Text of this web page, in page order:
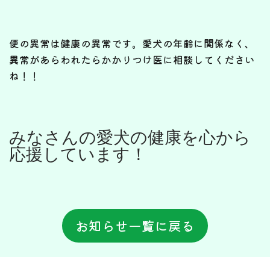
便の異常は健康の異常です。愛犬の年齢に関係なく、
異常があらわれたらかかりつけ医に相談してください
ね！！
みなさんの愛犬の健康を心から
応援しています！
お知らせ一覧に戻る